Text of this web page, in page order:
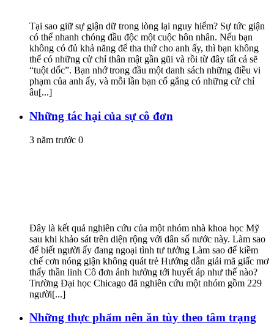
Tại sao giữ sự giận dữ trong lòng lại nguy hiểm? Sự tức giận
có thể nhanh chóng đầu độc một cuộc hôn nhân. Nếu bạn
không có đủ khả năng để tha thứ cho anh ấy, thì bạn không
thể có những cử chỉ thân mật gần gũi và rồi từ đây tất cả sẽ
“tuột dốc”. Bạn nhớ trong đầu một danh sách những điều vi
phạm của anh ấy, và mỗi lần bạn cố gắng có những cử chỉ
âu[...]
Những tác hại của sự cô đơn
3 năm trước 0
Đây là kết quả nghiên cứu của một nhóm nhà khoa học Mỹ
sau khi khảo sát trên diện rộng với dân số nước này. Làm sao
để biết người ấy đang ngoại tình tư tưởng Làm sao để kiềm
chế cơn nóng giận không quát trẻ Hướng dẫn giải mã giấc mơ
thấy thần linh Cô đơn ảnh hưởng tới huyết áp như thế nào?
Trường Đại học Chicago đã nghiên cứu một nhóm gồm 229
người[...]
Những thực phẩm nên ăn tùy theo tâm trạng